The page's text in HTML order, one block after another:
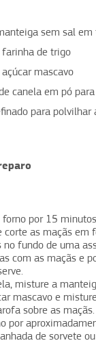
sem sal
de trigo
mascavo
canela em pó
para polvilhar
forno por 15
corte as maçãs
no fundo de uma
com as maçãs e
misture a
mascavo e
sobre as maçãs.
por
de sorvete